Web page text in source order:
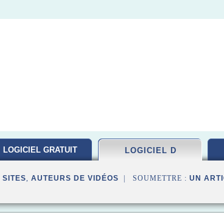
LOGICIEL GRATUIT LOGICIEL D
SITES, AUTEURS DE VIDÉOS | SOUMETTRE : UN